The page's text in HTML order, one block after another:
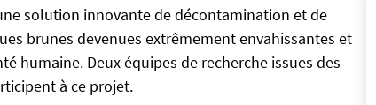
solution innovante de décontamination et de
brunes devenues extrêmement envahissantes et
humaine. Deux équipes de recherche issues des
à ce projet.